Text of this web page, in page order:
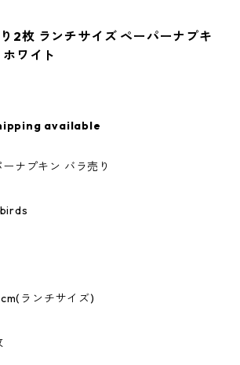
り2枚 ランチサイズ ペーパーナプキ
ワイト
available
ナプキン バラ売り
ランチサイズ)